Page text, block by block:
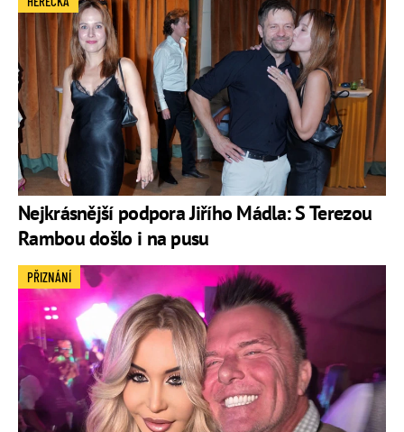
Nejkrásnější podpora Jiřího Mádla: S Terezou
Rambou došlo i na pusu
PŘIZNÁNÍ